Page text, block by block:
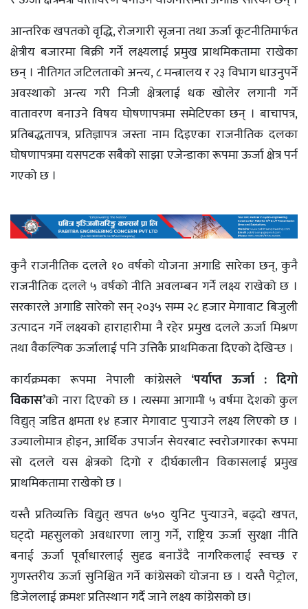
आन्तरिक खपतको वृद्धि, रोजगारी सृजना तथा ऊर्जा कूटनीतिमार्फत
क्षेत्रीय बजारमा बिक्री गर्ने लक्ष्यलाई प्रमुख प्राथमिकतामा राखेका
छन् । नीतिगत जटिलताको अन्त्य, ८ मन्त्रालय र २३ विभाग धाउनुपर्ने
अवस्थाको अन्त्य गरी निजी क्षेत्रलाई धक खोलेर लगानी गर्ने
वातावरण बनाउने विषय घोषणापत्रमा समेटिएका छन् । बाचापत्र,
प्रतिबद्धतापत्र, प्रतिज्ञापत्र जस्ता नाम दिइएका राजनीतिक दलका
घोषणापत्रमा यसपटक सबैको साझा एजेन्डाका रूपमा ऊर्जा क्षेत्र पर्न
गएको छ ।
कुनै राजनीतिक दलले १० वर्षको योजना अगाडि सारेका छन्, कुनै
राजनीतिक दलले ५ वर्षको नीति अवलम्बन गर्ने लक्ष्य राखेको छ ।
सरकारले अगाडि सारेको सन् २०३५ सम्म २८ हजार मेगावाट बिजुली
उत्पादन गर्ने लक्ष्यको हाराहारीमा नै रहेर प्रमुख दलले ऊर्जा मिश्रण
तथा वैकल्पिक ऊर्जालाई पनि उत्तिकै प्राथमिकता दिएको देखिन्छ ।
कार्यक्रमका रूपमा नेपाली कांग्रेसले ‘पर्याप्त ऊर्जा : दिगो
विकास’को नारा दिएको छ । त्यसमा आगामी ५ वर्षमा देशको कुल
विद्युत् जडित क्षमता १४ हजार मेगावाट पुर्‍याउने लक्ष्य लिएको छ ।
उज्यालोमात्र होइन, आर्थिक उपार्जन सेयरबाट स्वरोजगारका रूपमा
सो दलले यस क्षेत्रको दिगो र दीर्घकालीन विकासलाई प्रमुख
प्राथमिकतामा राखेको छ ।
यस्तै प्रतिव्यक्ति विद्युत् खपत ७५० युनिट पुर्‍याउने, बढ्दो खपत,
घट्दो महसुलको अवधारणा लागु गर्ने, राष्ट्रिय ऊर्जा सुरक्षा नीति
बनाई ऊर्जा पूर्वाधारलाई सुदृढ बनाउँदै नागरिकलाई स्वच्छ र
गुणस्तरीय ऊर्जा सुनिश्चित गर्ने कांग्रेसको योजना छ । यस्तै पेट्रोल,
डिजेललाई क्रमशः प्रतिस्थान गर्दै जाने लक्ष्य कांग्रेसको छ।